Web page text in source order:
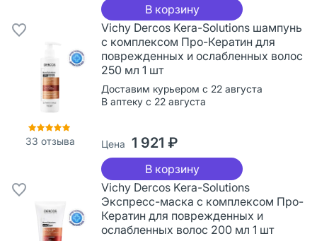
В корзину
33 отзыва
Vichy Dercos Kera-Solutions шампунь
с комплексом Про-Кератин для
поврежденных и ослабленных волос
250 мл 1 шт
Доставим курьером с 22 августа
В аптеку с 22 августа
Цена 1 921 ₽
В корзину
Vichy Dercos Kera-Solutions
Экспресс-маска с комплексом Про-
Кератин для поврежденных и
ослабленных волос 200 мл 1 шт